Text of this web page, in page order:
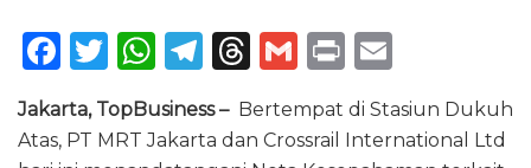
F
c
T
w
it
W
h
a
T
e
T
re
G
ai
P
ri
n
m
ai
Jakarta, TopBusiness –Bertempat di Stasiun Dukuh
Atas, PT MRT Jakarta dan Crossrail International Ltd